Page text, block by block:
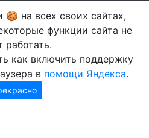
на всех своих сайтах,
функции сайта не
работать.
как включить поддержку
в помощи Яндекса.